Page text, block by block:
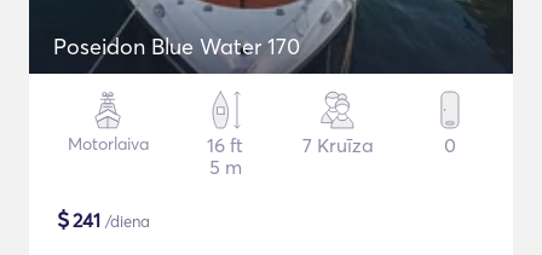
Poseidon Blue Water 170
Motorlaiva
16 ft
5 m
7 Kruīza 0
$241 /diena